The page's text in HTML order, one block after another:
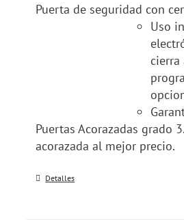
Puerta de seguridad con
Uso
Puertas Acorazadas grado
acorazada al mejor precio.
Detalles